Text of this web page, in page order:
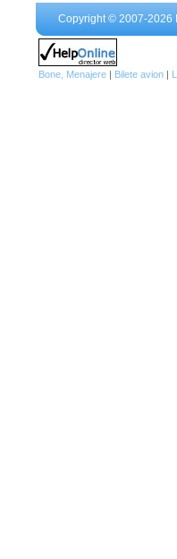
Copyright © 2007-2026
Bone, Menajere | Bilete avion |